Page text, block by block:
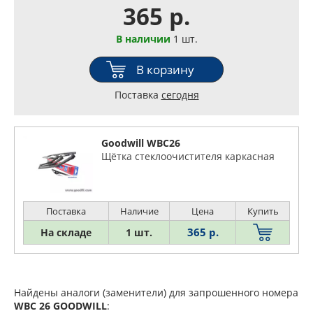
365 р.
В наличии 1 шт.
В корзину
Поставка сегодня
Goodwill WBC26
Щётка стеклоочистителя каркасная
Поставка Наличие Цена Купить
На складе 1 шт. 365 р.
Найдены аналоги (заменители) для запрошенного номера
WBC 26 GOODWILL: